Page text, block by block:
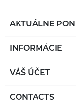
AKTUÁLNE
INFORMÁCIE
VÁŠ ÚČET
CONTACTS